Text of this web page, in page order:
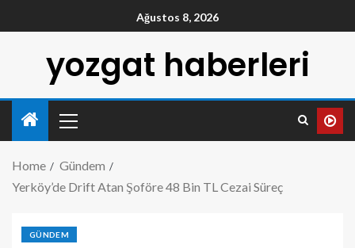
Ağustos 8, 2026
yozgat haberleri
Home
Gündem
Yerköy’de Drift Atan Şoföre 48 Bin TL Cezai Süreç
GÜNDEM